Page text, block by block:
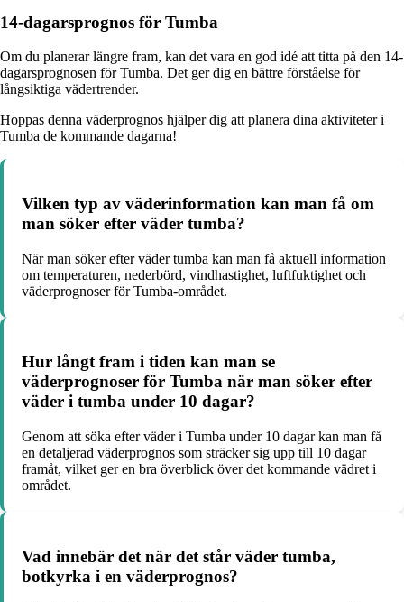
14-dagarsprognos för Tumba
Om du planerar längre fram, kan det vara en god idé att titta på den 14-
dagarsprognosen för Tumba. Det ger dig en bättre förståelse för
långsiktiga vädertrender.
Hoppas denna väderprognos hjälper dig att planera dina aktiviteter i
Tumba de kommande dagarna!
Vilken typ av väderinformation kan man få om
man söker efter väder tumba?
När man söker efter väder tumba kan man få aktuell information
om temperaturen, nederbörd, vindhastighet, luftfuktighet och
väderprognoser för Tumba-området.
Hur långt fram i tiden kan man se
väderprognoser för Tumba när man söker efter
väder i tumba under 10 dagar?
Genom att söka efter väder i Tumba under 10 dagar kan man få
en detaljerad väderprognos som sträcker sig upp till 10 dagar
framåt, vilket ger en bra överblick över det kommande vädret i
området.
Vad innebär det när det står väder tumba,
botkyrka i en väderprognos?